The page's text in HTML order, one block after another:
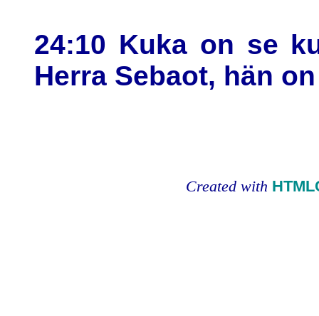
24:10 Kuka on se
Herra Sebaot, hän
Created with